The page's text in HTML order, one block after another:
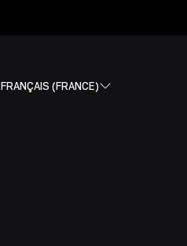
FRANÇAIS (FRANCE)